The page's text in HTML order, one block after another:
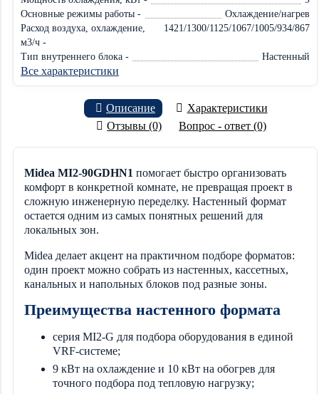
Основные режимы работы -
Охлаждение/нагрев
Расход воздуха, охлаждение,
м3/ч -
1421/1300/1125/1067/1005/934/867
Тип внутреннего блока - Настенный
Все характеристики
Описание
Характеристики
Отзывы (0)
Вопрос - ответ (0)
Midea MI2-90GDHN1 помогает быстро организовать
комфорт в конкретной комнате, не превращая проект в
сложную инженерную переделку. Настенный формат
остается одним из самых понятных решений для
локальных зон.
Midea делает акцент на практичном подборе форматов:
один проект можно собрать из настенных, кассетных,
канальных и напольных блоков под разные зоны.
Преимущества настенного формата
серия MI2-G для подбора оборудования в единой
VRF-системе;
9 кВт на охлаждение и 10 кВт на обогрев для
точного подбора под тепловую нагрузку;